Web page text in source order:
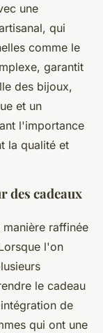
une
qui
comme le
garantit
des bijoux,
et un
l'importance
la qualité et
des cadeaux
manière raffinée
l'on
le cadeau
de
qui ont une